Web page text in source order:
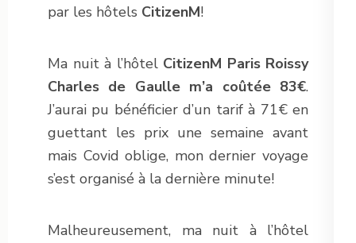
par les hôtels CitizenM!
Ma nuit à l’hôtel CitizenM Paris Roissy
Charles de Gaulle m’a coûtée 83€.
J’aurai pu bénéficier d’un tarif à 71€ en
guettant les prix une semaine avant
mais Covid oblige, mon dernier voyage
s’est organisé à la dernière minute!
Malheureusement, ma nuit à l’hôtel